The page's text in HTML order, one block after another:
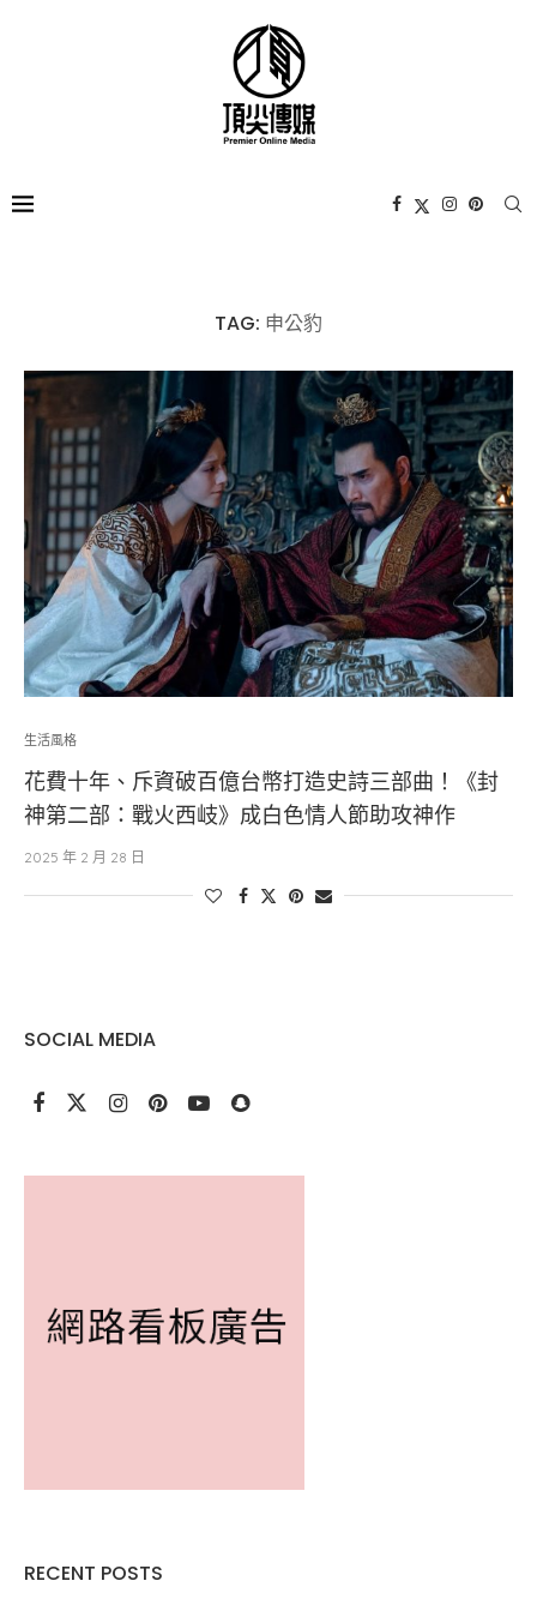
TAG: 申公豹
生活風格
花費十年、斥資破百億台幣打造史詩三部曲！《封
神第二部：戰火西岐》成白色情人節助攻神作
2025 年 2 月 28 日
SOCIAL MEDIA
RECENT POSTS